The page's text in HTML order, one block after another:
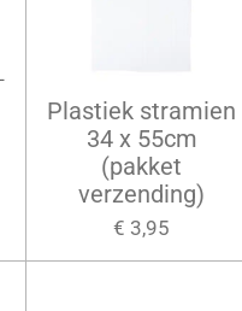
Plastiek stramien
34 x 55cm
(pakket
verzending)
€ 3,95